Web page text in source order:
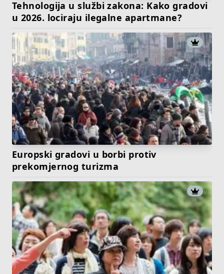
Tehnologija u službi zakona: Kako gradovi
u 2026. lociraju ilegalne apartmane?
Europski gradovi u borbi protiv
prekomjernog turizma